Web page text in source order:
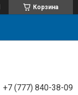
Корзина
+7 (777) 840-38-09